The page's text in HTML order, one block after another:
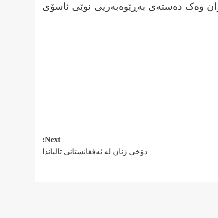
وەک دەستەی بەڕێوەبەریی نوێی ئاسۆی
Next:
دۆخی ژنان لە ئەفغانستانی تالباندا